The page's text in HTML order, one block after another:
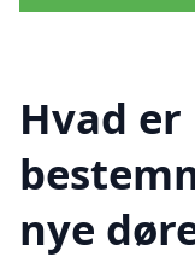
Hvad
nye